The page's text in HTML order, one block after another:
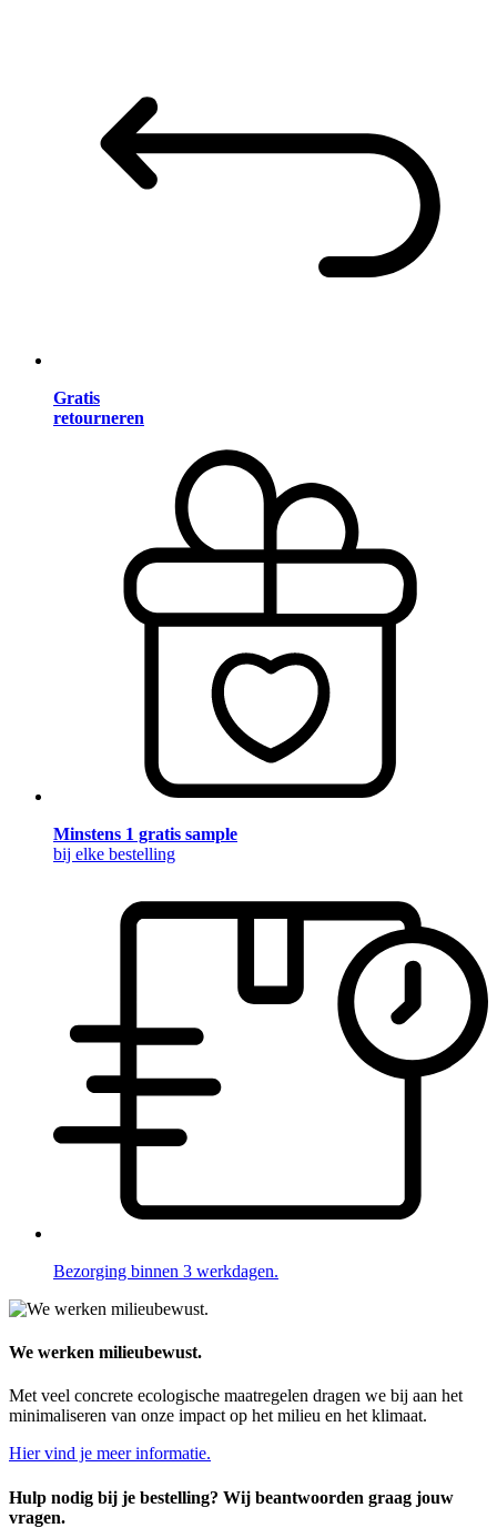
Gratis
retourneren
Minstens 1 gratis sample
bij elke bestelling
Bezorging binnen 3 werkdagen.
We werken milieubewust.
Met veel concrete ecologische maatregelen dragen we bij aan het
minimaliseren van onze impact op het milieu en het klimaat.
Hier vind je meer informatie.
Hulp nodig bij je bestelling? Wij beantwoorden graag jouw
vragen.